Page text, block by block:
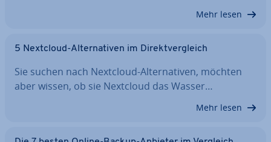
Mehr lesen
5 Nextcloud-Al­ter­na­ti­ven im Di­rekt­ver­gleich
Sie suchen nach Nextcloud-Al­ter­na­ti­ven, möchten
aber wissen, ob sie Nextcloud das Wasser…
Mehr lesen